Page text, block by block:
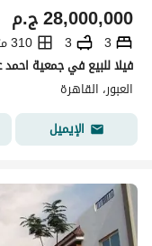
ج.م28,000,000
3
3
310 متر مربع
العبور، القاهرة
الإيميل